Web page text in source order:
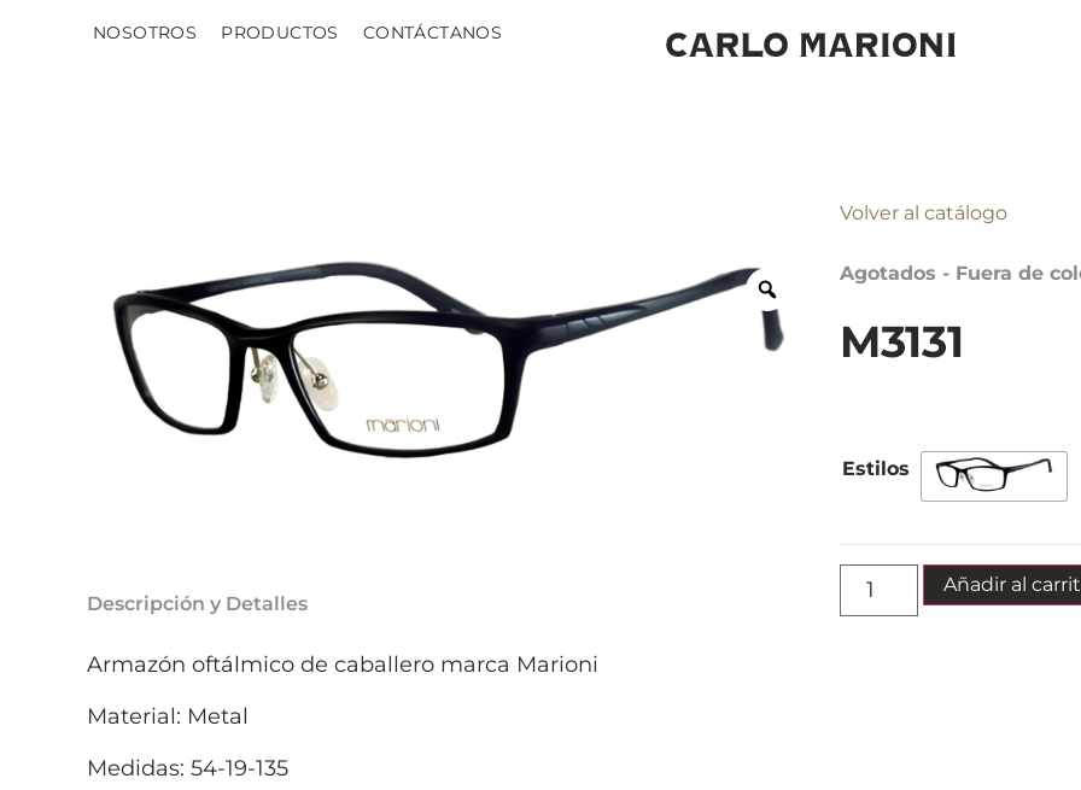
NOSOTROS PRODUCTOS CONTÁCTANOS
Descripción y Detalles
Armazón oftálmico de caballero marca Marioni
Material: Metal
Medidas: 54-19-135
Volver al catálogo
Agotados - Fuera de
M3131
Añadir al